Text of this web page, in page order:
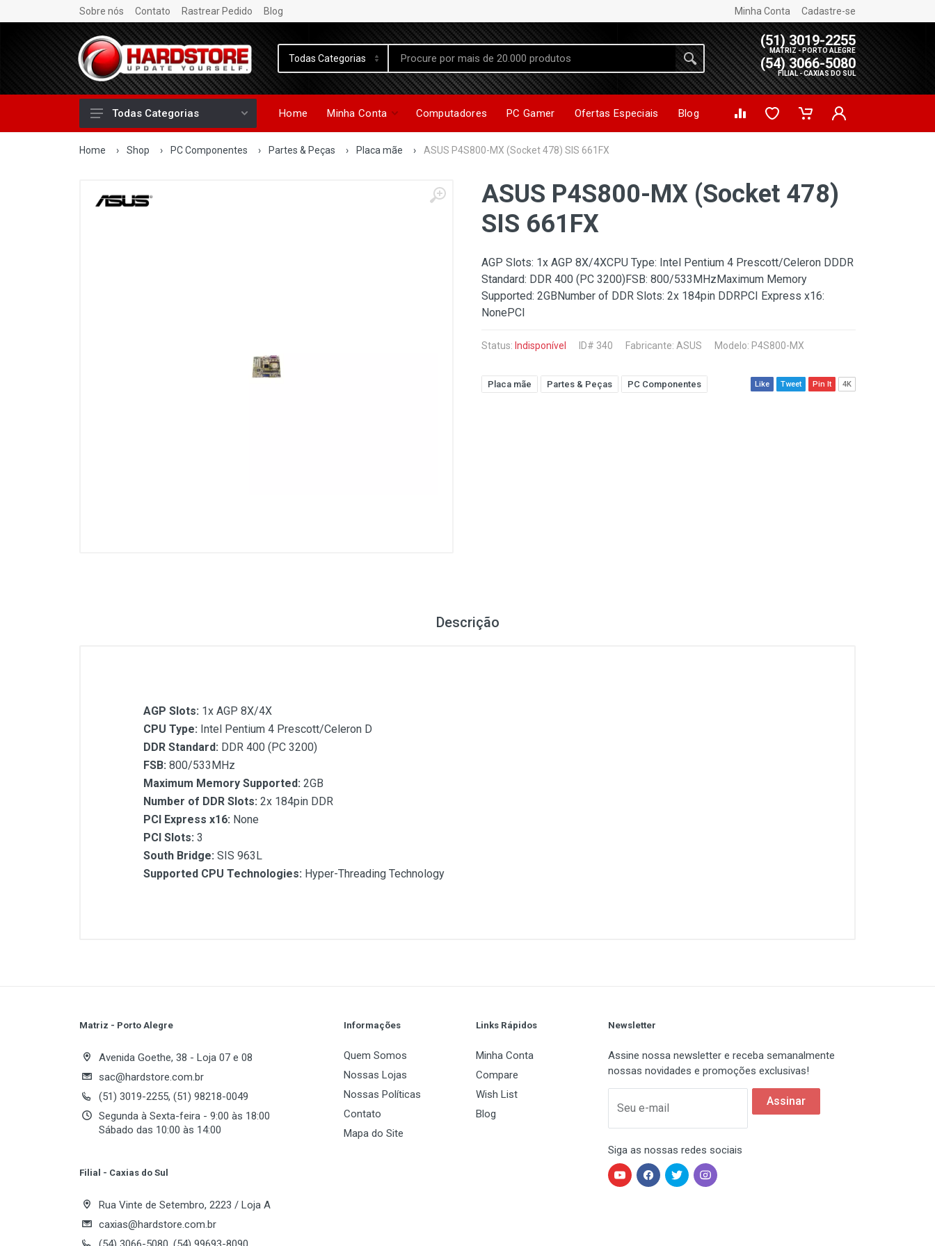
Sobre nós Contato Rastrear Pedido Blog Minha Conta Cadastre-se
(51) 3019-2255
MATRIZ - PORTO ALEGRE
(54) 3066-5080
FILIAL - CAXIAS DO SUL
Todas Categorias Home Minha Conta Computadores PC Gamer Ofertas Especiais Blog
Home › Shop › PC Componentes › Partes & Peças › Placa mãe › ASUS P4S800-MX (Socket 478) SIS 661FX
ASUS P4S800-MX (Socket 478)
SIS 661FX
AGP Slots: 1x AGP 8X/4XCPU Type: Intel Pentium 4 Prescott/Celeron DDDR
Standard: DDR 400 (PC 3200)FSB: 800/533MHzMaximum Memory
Supported: 2GBNumber of DDR Slots: 2x 184pin DDRPCI Express x16:
NonePCI
Status: Indisponível ID# 340 Fabricante: ASUS Modelo: P4S800-MX
Placa mãe Partes & Peças PC Componentes Like Tweet Pin It 4K
Descrição
AGP Slots: 1x AGP 8X/4X
CPU Type: Intel Pentium 4 Prescott/Celeron D
DDR Standard: DDR 400 (PC 3200)
FSB: 800/533MHz
Maximum Memory Supported: 2GB
Number of DDR Slots: 2x 184pin DDR
PCI Express x16: None
PCI Slots: 3
South Bridge: SIS 963L
Supported CPU Technologies: Hyper-Threading Technology
PCI Slots:
Supported CPU Technologies:
Review Stars Email Address
Matriz - Porto Alegre
Avenida Goethe, 38 - Loja 07 e 08
sac@hardstore.com.br
(51) 3019-2255, (51) 98218-0049
Segunda à Sexta-feira - 9:00 às 18:00
Sábado das 10:00 às 14:00
Filial - Caxias do Sul
Rua Vinte de Setembro, 2223 / Loja A
caxias@hardstore.com.br
Informações
Quem Somos
Nossas Lojas
Nossas Políticas
Contato
Mapa do Site
Links Rápidos
Minha Conta
Compare
Wish List
Blog
Newsletter
Assine nossa newsletter e receba semanalmente
nossas novidades e promoções exclusivas!
Seu e-mail
Assinar
Siga as nossas redes sociais